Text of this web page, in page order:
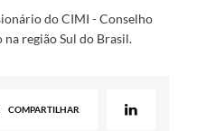
do CIMI - Conselho
região Sul do Brasil.
COMPARTILHAR